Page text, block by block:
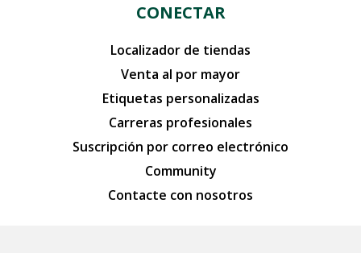
CONECTAR
Localizador de tiendas
Venta al por mayor
Etiquetas personalizadas
Carreras profesionales
Suscripción por correo electrónico
Community
Contacte con nosotros